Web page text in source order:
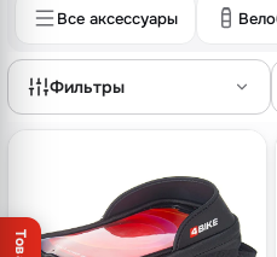
Все аксессуары
Фильтры